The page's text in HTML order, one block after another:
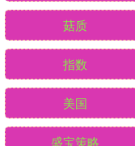
菇质
指数
美国
盛宝策略